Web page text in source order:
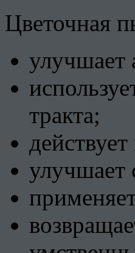
Цветочная
улучшает
тракта;
улучшает